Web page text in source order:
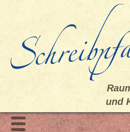
und
Navigation überspringen